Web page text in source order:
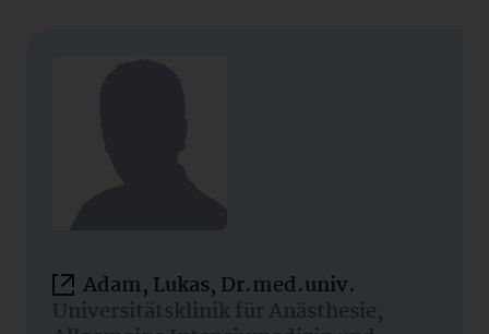
Adam, Lukas, Dr.med.univ.
Universitätsklinik für Anästhesie,